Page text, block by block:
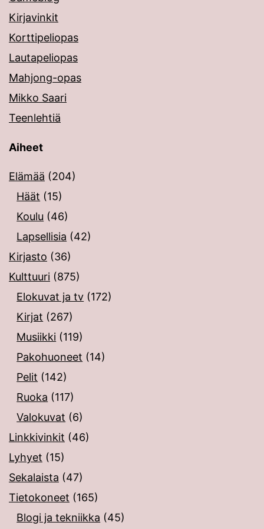
Kirjavinkit
Korttipeliopas
Lautapeliopas
Mahjong-opas
Mikko Saari
Teenlehtiä
Aiheet
Elämää (204)
Häät (15)
Koulu (46)
Lapsellisia (42)
Kirjasto (36)
Kulttuuri (875)
Elokuvat ja tv (172)
Kirjat (267)
Musiikki (119)
Pakohuoneet (14)
Pelit (142)
Ruoka (117)
Valokuvat (6)
Linkkivinkit (46)
Lyhyet (15)
Sekalaista (47)
Tietokoneet (165)
Blogi ja tekniikka (45)